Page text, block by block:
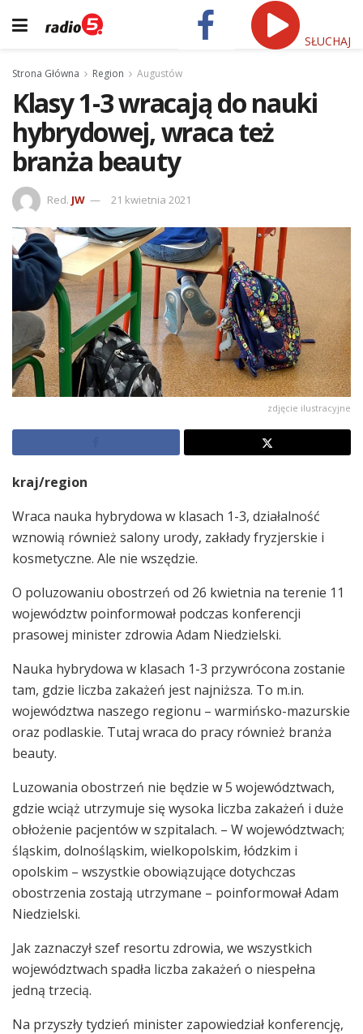
SŁUCHAJ
Strona Główna Region Augustów
Klasy 1-3 wracają do nauki
hybrydowej, wraca też
branża beauty
Red. JW 21 kwietnia 2021
zdjęcie ilustracyjne
kraj/region
Wraca nauka hybrydowa w klasach 1-3, działalność
wznowią również salony urody, zakłady fryzjerskie i
kosmetyczne. Ale nie wszędzie.
O poluzowaniu obostrzeń od 26 kwietnia na terenie 11
województw poinformował podczas konferencji
prasowej minister zdrowia Adam Niedzielski.
Nauka hybrydowa w klasach 1-3 przywrócona zostanie
tam, gdzie liczba zakażeń jest najniższa. To m.in.
województwa naszego regionu – warmińsko-mazurskie
oraz podlaskie. Tutaj wraca do pracy również branża
beauty.
Luzowania obostrzeń nie będzie w 5 województwach,
gdzie wciąż utrzymuje się wysoka liczba zakażeń i duże
obłożenie pacjentów w szpitalach. – W województwach;
śląskim, dolnośląskim, wielkopolskim, łódzkim i
opolskim – wszystkie obowiązujące dotychczas
obostrzenia zostają utrzymane – poinformował Adam
Niedzielski.
Jak zaznaczył szef resortu zdrowia, we wszystkich
województwach spadła liczba zakażeń o niespełna
jedną trzecią.
Na przyszły tydzień minister zapowiedział konferencję,